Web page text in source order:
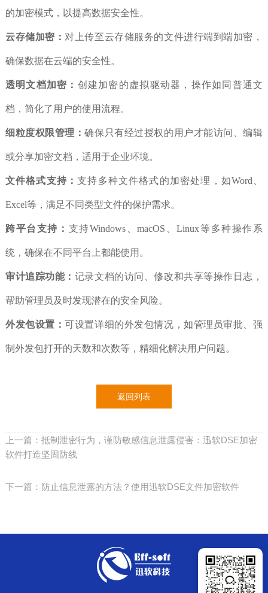
的加密模式，以提高数据安全性。
云存储加密： 对上传至云存储服务的文件进行端到端加密，
确保数据在云端的安全性。
透明文档加密： 创建加密的虚拟驱动器，操作如同普通文
档，简化了用户的使用流程。
细粒度权限管理：确保只有经过授权的用户才能访问、编辑
或分享加密文档，适用于企业环境。
文件格式支持：支持多种文件格式的加密处理，如Word、
Excel等，满足不同类型文件的保护需求。
跨平台支持： 支持Windows、macOS、Linux等多种操作系
统，确保在不同平台上都能使用。
审计追踪功能： 记录文档的访问、修改和共享等操作日志，
帮助管理员及时发现潜在的安全风险。
外发包设置：可设置详细的外发包情况，如管理员审批、强
制外发包打开的天数和次数等，精细化解决用户问题。
返回列表
上一篇：抵制泄密行为，谨防敏感信息泄露侵害：迅软DSE加密
软件打造坚固防线
下一篇：防止信息泄露的方法？使用迅软DSE文件加密软件